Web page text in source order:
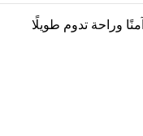
وراحة تدوم طويلًا